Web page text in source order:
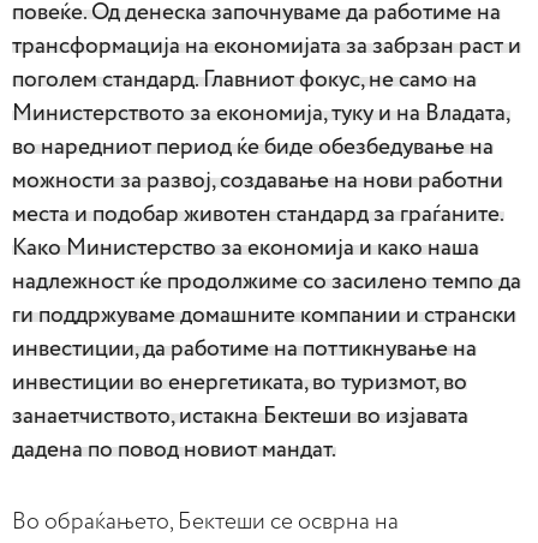
повеќе. Од денеска започнуваме да работиме на
трансформација на економијата за забрзан раст и
поголем стандард. Главниот фокус, не само на
Министерството за економија, туку и на Владата,
во наредниот период ќе биде обезбедување на
можности за развој, создавање на нови работни
места и подобар животен стандард за граѓаните.
Како Министерство за економија и како наша
надлежност ќе продолжиме со засилено темпо да
ги поддржуваме домашните компании и странски
инвестиции, да работиме на поттикнување на
инвестиции во енергетиката, во туризмот, во
занаетчиството, истакна Бектеши во изјавата
дадена по повод новиот мандат.
Во обраќањето, Бектеши се осврна на